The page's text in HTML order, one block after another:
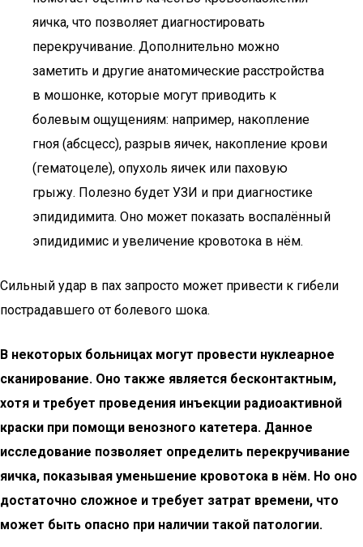
яичка, что позволяет диагностировать
перекручивание. Дополнительно можно
заметить и другие анатомические расстройства
в мошонке, которые могут приводить к
болевым ощущениям: например, накопление
гноя (абсцесс), разрыв яичек, накопление крови
(гематоцеле), опухоль яичек или паховую
грыжу. Полезно будет УЗИ и при диагностике
эпидидимита. Оно может показать воспалённый
эпидидимис и увеличение кровотока в нём.
Сильный удар в пах запросто может привести к гибели
пострадавшего от болевого шока.
В некоторых больницах могут провести нуклеарное
сканирование. Оно также является бесконтактным,
хотя и требует проведения инъекции радиоактивной
краски при помощи венозного катетера. Данное
исследование позволяет определить перекручивание
яичка, показывая уменьшение кровотока в нём. Но оно
достаточно сложное и требует затрат времени, что
может быть опасно при наличии такой патологии.